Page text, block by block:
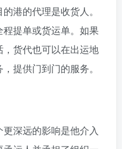
港的代理是收货人。
提单或货运单。如果
货代也可以在出运地
提供门到门的服务。
深远的影响是他介入